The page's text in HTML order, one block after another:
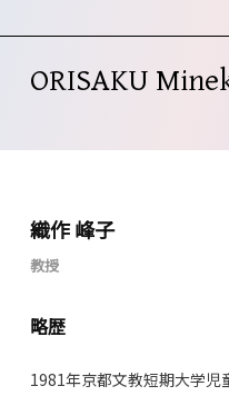
ORISAKU
織作 峰子
教授
略歴
1981年京都文教短期大学児